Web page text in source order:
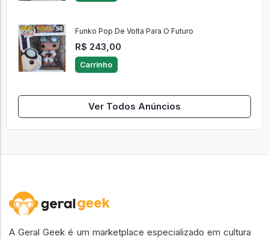
Funko Pop De Volta Para O Futuro
R$ 243,00
Carrinho
Ver Todos Anúncios
A Geral Geek é um marketplace especializado em cultura